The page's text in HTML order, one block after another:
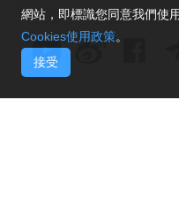
網站，即標識您同意我們使
Cookies使用政策。
接受